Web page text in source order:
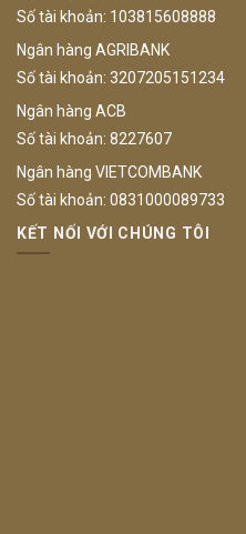
Số tài khoản: 103815608888
Ngân hàng AGRIBANK
Số tài khoản: 3207205151234
Ngân hàng ACB
Số tài khoản: 8227607
Ngân hàng VIETCOMBANK
Số tài khoản: 0831000089733
KẾT NỐI VỚI CHÚNG TÔI